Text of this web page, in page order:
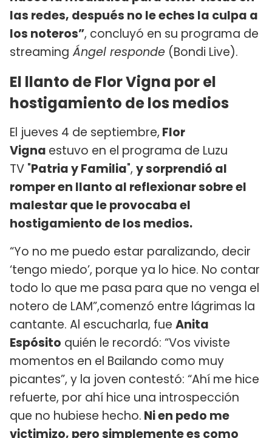
las redes, después no le eches la culpa a
los noteros”, concluyó en su programa de
streaming Ángel responde (Bondi Live).
El llanto de Flor Vigna por el
hostigamiento de los medios
El jueves 4 de septiembre, Flor
Vigna estuvo en el programa de Luzu
TV "Patria y Familia", y sorprendió al
romper en llanto al reflexionar sobre el
malestar que le provocaba el
hostigamiento de los medios.
“Yo no me puedo estar paralizando, decir
‘tengo miedo’, porque ya lo hice. No contar
todo lo que me pasa para que no venga el
notero de LAM”,comenzó entre lágrimas la
cantante. Al escucharla, fue Anita
Espósito quién le recordó: “Vos viviste
momentos en el Bailando como muy
picantes”, y la joven contestó: “Ahí me hice
refuerte, por ahí hice una introspección
que no hubiese hecho. Ni en pedo me
victimizo, pero simplemente es como